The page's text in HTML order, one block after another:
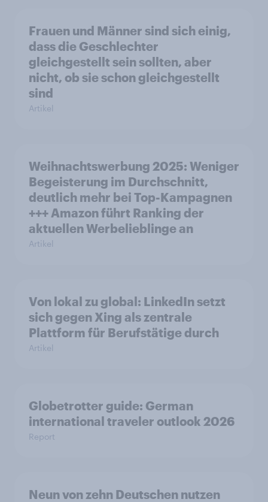
Frauen und Männer sind sich einig,
dass die Geschlechter
gleichgestellt sein sollten, aber
nicht, ob sie schon gleichgestellt
sind
Artikel
Weihnachtswerbung 2025: Weniger
Begeisterung im Durchschnitt,
deutlich mehr bei Top-Kampagnen
+++ Amazon führt Ranking der
aktuellen Werbelieblinge an
Artikel
Von lokal zu global: LinkedIn setzt
sich gegen Xing als zentrale
Plattform für Berufstätige durch
Artikel
Globetrotter guide: German
international traveler outlook 2026
Report
Neun von zehn Deutschen nutzen